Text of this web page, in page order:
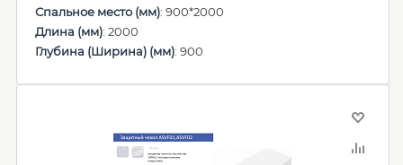
Спальное место (мм): 900*2000
Длина (мм): 2000
Глубина (Ширина) (мм): 900